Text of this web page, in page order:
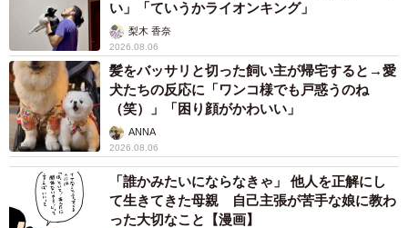
「チェックするメディア」「信頼できるメディア」として
は、いずれの項目も「特にない・わからない」が最も多く
なりました。
い」「ていうかライオンキング」
梨木 香奈
2026.08.06
髪をバッサリと切った飼い主が帰宅すると→愛
犬たちの反応に「ワンコ様でも戸惑うのね
（笑）」「困り顔がかわいい」
ANNA
2026.08.06
「誰かみたいにならなきゃ」 他人を正解にし
て生きてきた母親 自己主張が苦手な娘に教わ
った大切なこと【漫画】